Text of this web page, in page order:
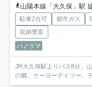
山陽本線「大久保」駅
駐車2台可 都市ガス
収納豊富
パノラマ
JR大久保駅よりバス8分、
の郷、ケーヨーデイツー、